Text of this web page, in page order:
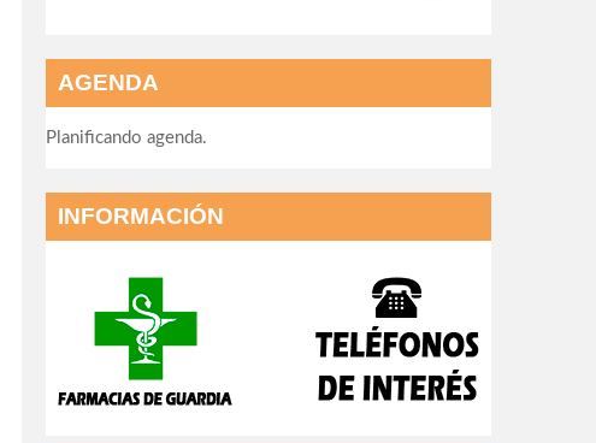
AGENDA
Planificando agenda.
INFORMACIÓN